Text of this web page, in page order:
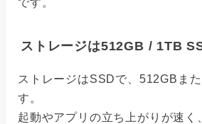
です。
ストレージは512GB / 1TB
ストレージはSSDで、512GBま
す。
起動やアプリの立ち上がりが速く